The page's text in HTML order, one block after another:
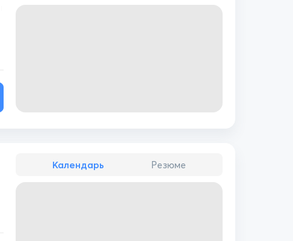
Календарь Резюме